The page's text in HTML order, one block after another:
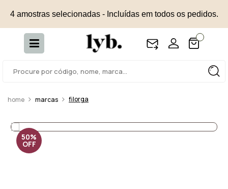
4 amostras selecionadas - Incluídas em todos os pedidos.
marcas filorga
50%
OFF